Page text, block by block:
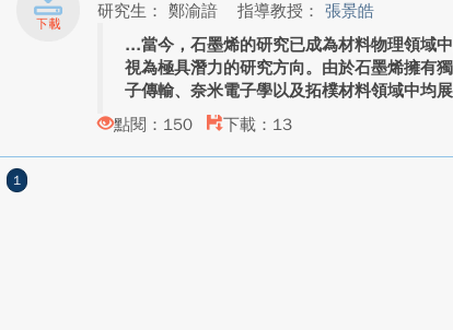
研究生： 鄭渝諳
指導教授： 張景皓
當今，石墨烯的研究已成為材料物理領域
視為極具潛力的研究方向。由於石墨烯擁有
子傳輸、奈米電子學以及拓樸材料領域中均
點閱：150
下載：13
1